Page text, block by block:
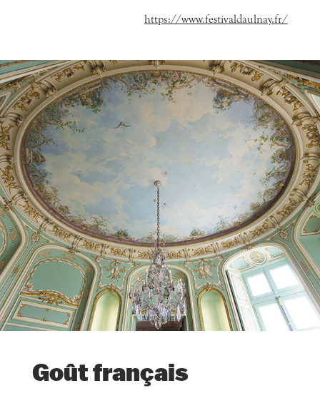
https://www.festivaldaulnay.fr/
Goût français